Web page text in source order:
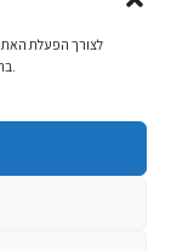
בהסכמה, נאסוף נתוני שימוש; ניתן לנהל או למשוך הסכמה בכל עת.